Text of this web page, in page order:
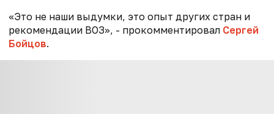
«Это не наши выдумки, это опыт других стран и
рекомендации ВОЗ», - прокомментировал Сергей
Бойцов.